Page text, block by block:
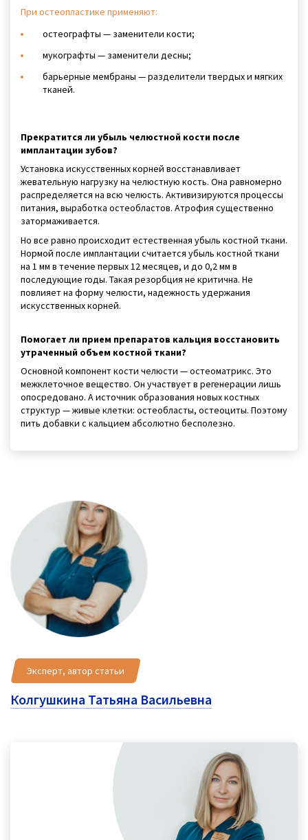
При остеопластике применяют:
остеографты — заменители кости;
мукографты — заменители десны;
барьерные мембраны — разделители твердых и мягких
тканей.
Прекратится ли убыль челюстной кости после
имплантации зубов?
Установка искусственных корней восстанавливает
жевательную нагрузку на челюстную кость. Она равномерно
распределяется на всю челюсть. Активизируются процессы
питания, выработка остеобластов. Атрофия существенно
затормаживается.
Но все равно происходит естественная убыль костной ткани.
Нормой после имплантации считается убыль костной ткани
на 1 мм в течение первых 12 месяцев, и до 0,2 мм в
последующие годы. Такая резорбция не критична. Не
повлияет на форму челюсти, надежность удержания
искусственных корней.
Помогает ли прием препаратов кальция восстановить
утраченный объем костной ткани?
Основной компонент кости челюсти — остеоматрикс. Это
межклеточное вещество. Он участвует в регенерации лишь
опосредовано. А источник образования новых костных
структур — живые клетки: остеобласты, остеоциты. Поэтому
пить добавки с кальцием абсолютно бесполезно.
Эксперт, автор статьи
Колгушкина Татьяна Васильевна